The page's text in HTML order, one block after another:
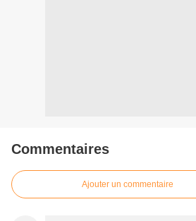
Commentaires
Ajouter un commentaire